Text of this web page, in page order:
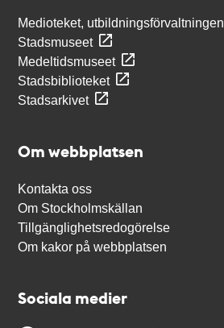
Medioteket, utbildningsförvaltningen
Stadsmuseet
Medeltidsmuseet
Stadsbiblioteket
Stadsarkivet
Om webbplatsen
Kontakta oss
Om Stockholmskällan
Tillgänglighetsredogörelse
Om kakor på webbplatsen
Sociala medier